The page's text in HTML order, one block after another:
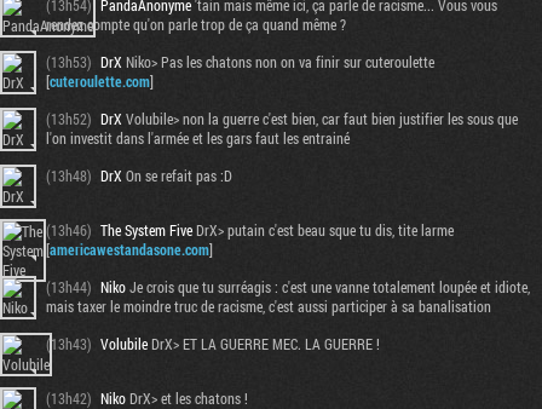
(13h54) PandaAnonyme'tain mais même ici, ça parle de racisme... Vous vous
rendez compte qu'on parle trop de ça quand même ?
(13h53) DrX Niko> Pas les chatons non on va finir sur cuteroulette
[cuteroulette.com]
(13h52) DrX Volubile> non la guerre c'est bien, car faut bien justifier les sous que
l'on investit dans l'armée et les gars faut les entrainé
(13h48) DrX On se refait pas :D
(13h46) The System FiveDrX> putain c'est beau sque tu dis, tite larme
[americawestandasone.com]
(13h44) NikoJe crois que tu surréagis : c'est une vanne totalement loupée et idiote,
mais taxer le moindre truc de racisme, c'est aussi participer à sa banalisation
(13h43) VolubileDrX> ET LA GUERRE MEC. LA GUERRE !
(13h42) NikoDrX> et les chatons !